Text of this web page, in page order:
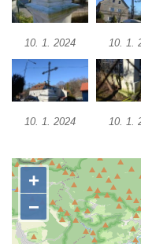
Kříž na Kostelní
Boží muka na
Mikulášovicích
Franzeho kříž u
Hammerberský kříž
domy čp. 739 a 758
Kříž Johannese
v Mikulášovicích
10. 1. 2024 10. 1.
10. 1. 2024 10. 1.